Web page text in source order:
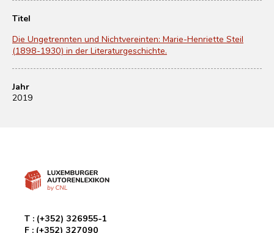
Titel
Die Ungetrennten und Nichtvereinten: Marie-Henriette Steil
(1898-1930) in der Literaturgeschichte.
Jahr
2019
T : (+352) 326955-1
F : (+352) 327090